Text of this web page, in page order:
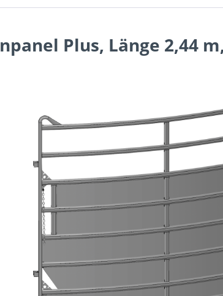
Plus, Länge 2,44